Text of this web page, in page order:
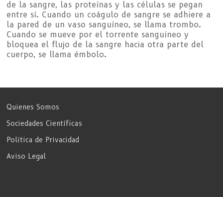
de la sangre, las proteínas y las células se pegan
entre sí. Cuando un coágulo de sangre se adhiere a
la pared de un vaso sanguíneo, se llama trombo.
Cuando se mueve por el torrente sanguíneo y
bloquea el flujo de la sangre hacia otra parte del
cuerpo, se llama émbolo.
Quienes Somos
Sociedades Científicas
Política de Privacidad
Aviso Legal